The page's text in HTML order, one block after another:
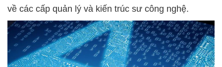
về các cấp quản lý và kiến trúc sư công nghệ.